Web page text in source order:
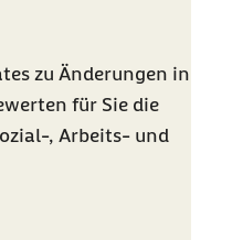
zu Änderungen in
für Sie die
, Arbeits- und